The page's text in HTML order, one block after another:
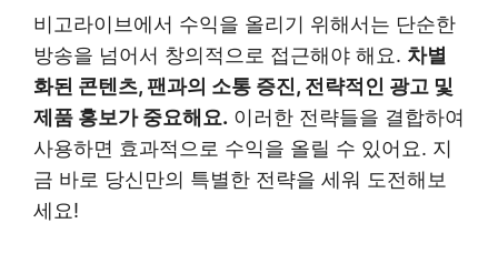
비고라이브에서 수익을 올리기 위해서는 단순한
방송을 넘어서 창의적으로 접근해야 해요. 차별
화된 콘텐츠, 팬과의 소통 증진, 전략적인 광고 및
제품 홍보가 중요해요. 이러한 전략들을 결합하여
사용하면 효과적으로 수익을 올릴 수 있어요. 지
금 바로 당신만의 특별한 전략을 세워 도전해보
세요!